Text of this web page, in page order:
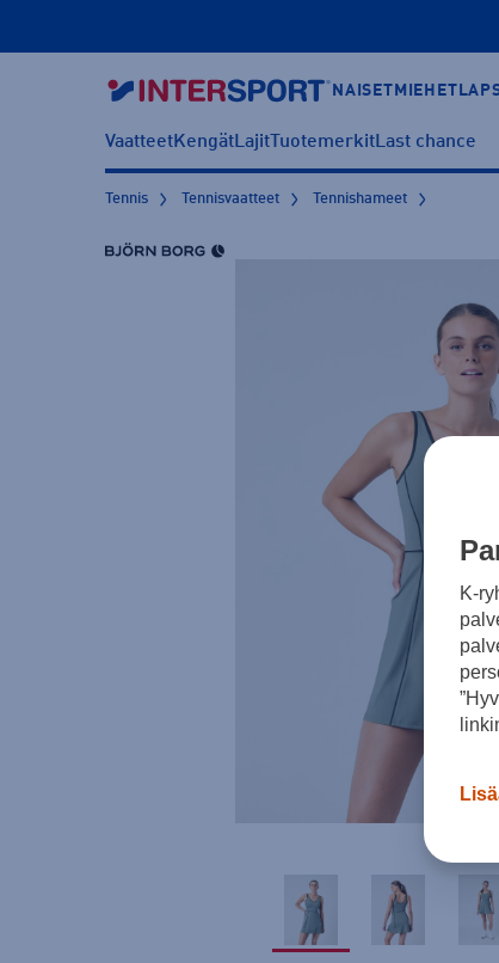
NAISET MIEHET
VaatteetKengätLajitTuotemerkitLast chance
Tennis Tennisvaatteet Tennishameet
K-